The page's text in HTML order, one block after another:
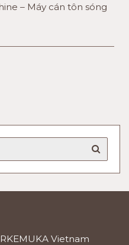
– Máy cán tôn sóng
Vietnam